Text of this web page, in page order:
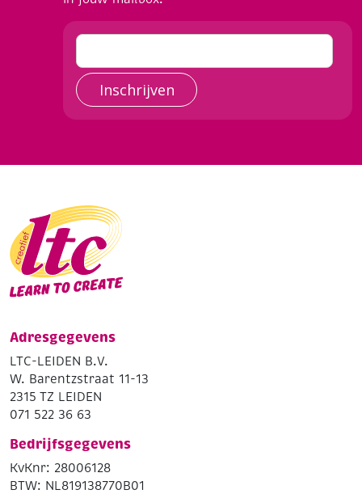
Inschrijven
Adresgegevens
LTC-LEIDEN B.V.
W. Barentzstraat 11-13
2315 TZ LEIDEN
071 522 36 63
Bedrijfsgegevens
KvKnr: 28006128
BTW: NL819138770B01